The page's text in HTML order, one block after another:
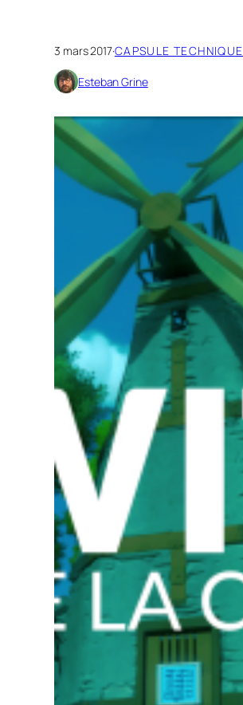
3 mars 2017·CAPSULE TECHNIQUE
Esteban Grine